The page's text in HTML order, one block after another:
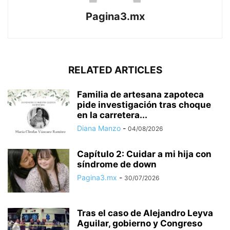
Pagina3.mx
RELATED ARTICLES
Familia de artesana zapoteca
pide investigación tras choque
en la carretera...
Diana Manzo - 04/08/2026
Capítulo 2: Cuidar a mi hija con
síndrome de down
Pagina3.mx - 30/07/2026
Tras el caso de Alejandro Leyva
Aguilar, gobierno y Congreso